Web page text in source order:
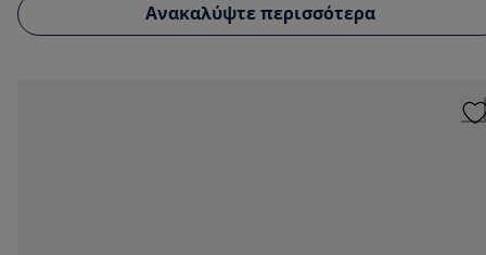
Ανακαλύψτε περισσότερα